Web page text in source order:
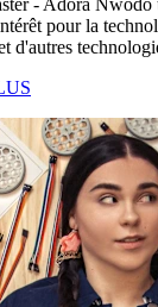
- Adora Nwodo
pour la
d'autres